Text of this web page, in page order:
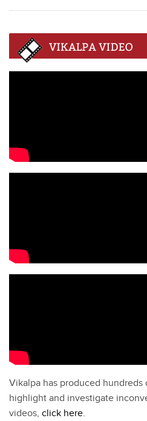
Vikalpa has produced
highlight and investigate
videos, click here.